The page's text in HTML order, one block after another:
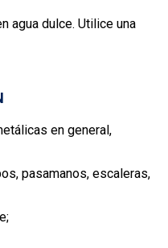
agua dulce. Utilice una
en general,
pasamanos, escaleras,